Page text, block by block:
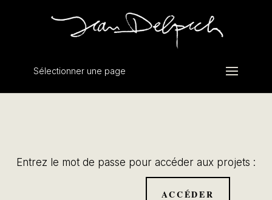
Sélectionner une page
Entrez le mot de passe pour accéder aux projets :